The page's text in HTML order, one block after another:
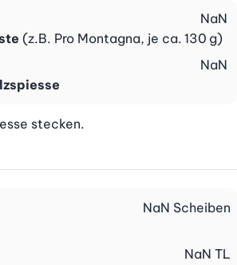
(z.B. Pro Montagna, je ca. 130 g)
NaN
NaN
stecken.
NaN Scheiben
NaN TL